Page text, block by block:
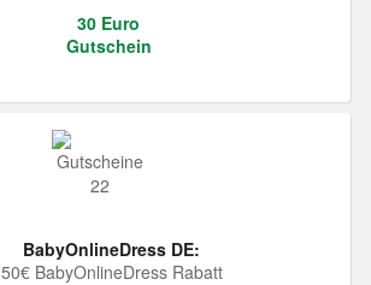
30 Euro
Gutschein
BabyOnlineDress DE:
50€ BabyOnlineDress Rabatt